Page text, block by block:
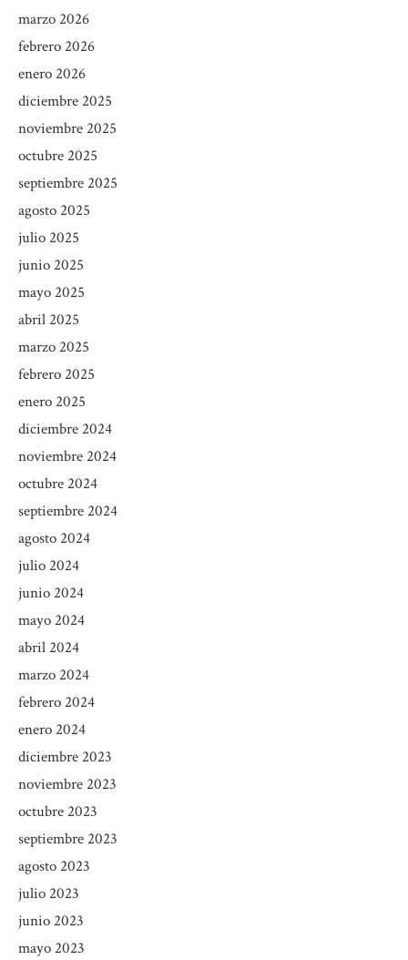
marzo 2026
febrero 2026
enero 2026
diciembre 2025
noviembre 2025
octubre 2025
septiembre 2025
agosto 2025
julio 2025
junio 2025
mayo 2025
abril 2025
marzo 2025
febrero 2025
enero 2025
diciembre 2024
noviembre 2024
octubre 2024
septiembre 2024
agosto 2024
julio 2024
junio 2024
mayo 2024
abril 2024
marzo 2024
febrero 2024
enero 2024
diciembre 2023
noviembre 2023
octubre 2023
septiembre 2023
agosto 2023
julio 2023
junio 2023
mayo 2023